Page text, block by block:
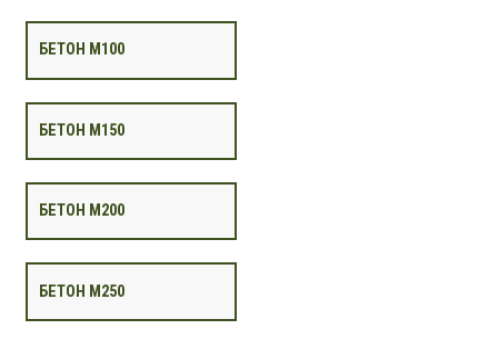
БЕТОН М100
БЕТОН М150
БЕТОН М200
БЕТОН М250